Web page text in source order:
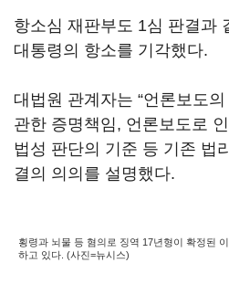
항소심 재판부도 1심 판결과
대통령의 항소를 기각했다.
대법원 관계자는 “언론보도
관한 증명책임, 언론보도로
법성 판단의 기준 등 기존 법
결의 의의를 설명했다.
횡령과 뇌물 등 혐의로 징역 17년형이 확정된
하고 있다. (사진=뉴시스)